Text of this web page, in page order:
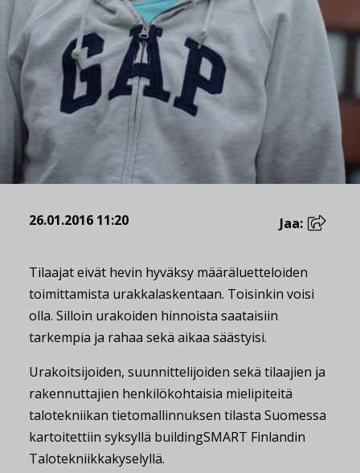
26.01.2016 11:20 Jaa:
Tilaajat eivät hevin hyväksy määräluetteloiden
toimittamista urakkalaskentaan. Toisinkin voisi
olla. Silloin urakoiden hinnoista saataisiin
tarkempia ja rahaa sekä aikaa säästyisi.
Urakoitsijoiden, suunnittelijoiden sekä tilaajien ja
rakennuttajien henkilökohtaisia mielipiteitä
talotekniikan tietomallinnuksen tilasta Suomessa
kartoitettiin syksyllä buildingSMART Finlandin
Talotekniikkakyselyllä.